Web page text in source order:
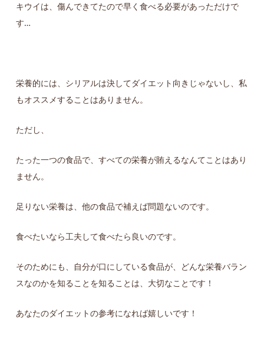
キウイは、傷んできてたので早く食べる必要があっただけで
す…
栄養的には、シリアルは決してダイエット向きじゃないし、私
もオススメすることはありません。
ただし、
たった一つの食品で、すべての栄養が賄えるなんてことはあり
ません。
足りない栄養は、他の食品で補えば問題ないのです。
食べたいなら工夫して食べたら良いのです。
そのためにも、自分が口にしている食品が、どんな栄養バラン
スなのかを知ることを知ることは、大切なことです！
あなたのダイエットの参考になれば嬉しいです！